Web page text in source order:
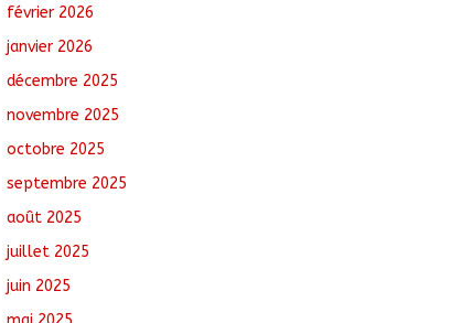
août 5, 2026
février 2026
janvier 2026
décembre 2025
novembre 2025
octobre 2025
septembre 2025
août 2025
juillet 2025
juin 2025